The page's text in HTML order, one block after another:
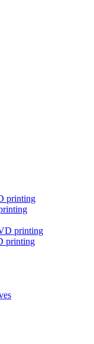
printing
printing
printing